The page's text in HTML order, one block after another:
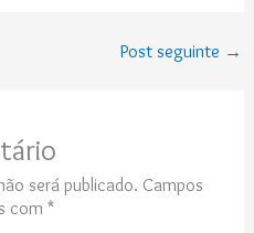
Post seguinte →
será publicado. Campos
com *